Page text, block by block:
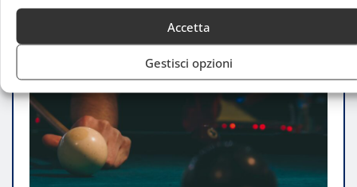
Accetta
Gestisci opzioni